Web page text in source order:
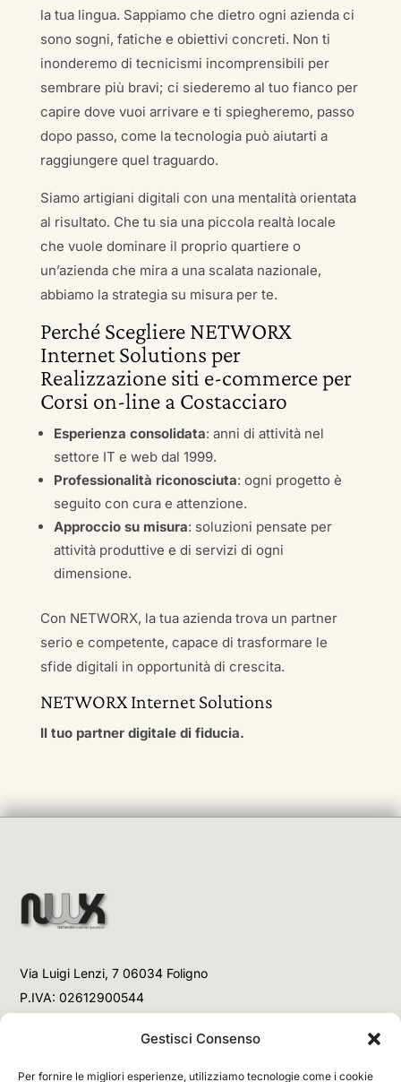
Gestisci Consenso
Per fornire le migliori esperienze, utilizziamo tecnologie come i cookie
la tua lingua. Sappiamo che dietro ogni azienda ci
sono sogni, fatiche e obiettivi concreti. Non ti
inonderemo di tecnicismi incomprensibili per
sembrare più bravi; ci siederemo al tuo fianco per
capire dove vuoi arrivare e ti spiegheremo, passo
dopo passo, come la tecnologia può aiutarti a
raggiungere quel traguardo.
Siamo artigiani digitali con una mentalità orientata
al risultato. Che tu sia una piccola realtà locale
che vuole dominare il proprio quartiere o
un’azienda che mira a una scalata nazionale,
abbiamo la strategia su misura per te.
Perché Scegliere NETWORX
Internet Solutions per
Realizzazione siti e-commerce per
Corsi on-line a Costacciaro
Esperienza consolidata: anni di attività nel
settore IT e web dal 1999.
Professionalità riconosciuta: ogni progetto è
seguito con cura e attenzione.
Approccio su misura: soluzioni pensate per
attività produttive e di servizi di ogni
dimensione.
Con NETWORX, la tua azienda trova un partner
serio e competente, capace di trasformare le
sfide digitali in opportunità di crescita.
NETWORX Internet Solutions
Il tuo partner digitale di fiducia.
Via Luigi Lenzi, 7 06034 Foligno
P.IVA: 02612900544